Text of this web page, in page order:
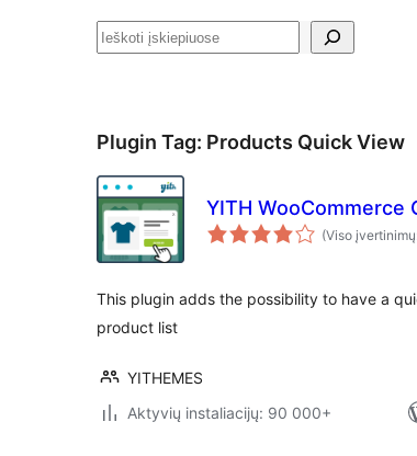
Paieška
Plugin Tag: Products Quick View
YITH WooCommerce
(Viso
This plugin adds the possibility to have a
product list
YITHEMES
Aktyvių instaliacijų: 90 000+